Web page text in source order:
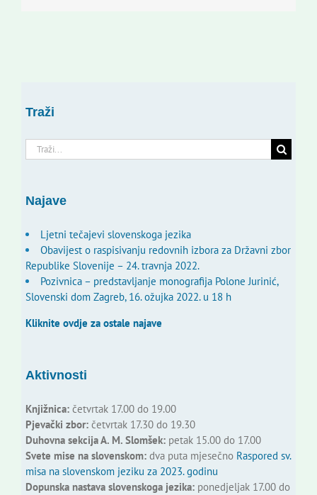
Traži
Traži...
Najave
Ljetni tečajevi slovenskoga jezika
Obavijest o raspisivanju redovnih izbora za Državni zbor
Republike Slovenije – 24. travnja 2022.
Pozivnica – predstavljanje monografija Polone Jurinić,
Slovenski dom Zagreb, 16. ožujka 2022. u 18 h
Kliknite ovdje za ostale najave
Aktivnosti
Knjižnica:četvrtak 17.00 do 19.00
Pjevački zbor:četvrtak 17.30 do 19.30
Duhovna sekcija A. M. Slomšek:petak 15.00 do 17.00
Svete mise na slovenskom:dva puta mjesečno Raspored sv.
misa na slovenskom jeziku za 2023. godinu
Dopunska nastava slovenskoga jezika:ponedjeljak 17.00 do